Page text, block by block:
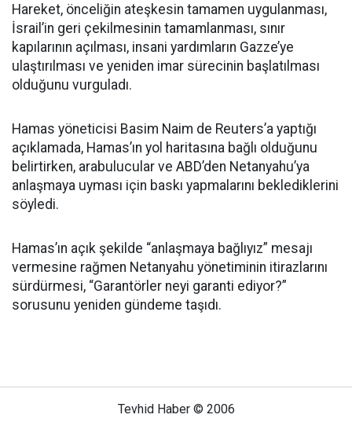
Hareket, önceliğin ateşkesin tamamen uygulanması,
İsrail’in geri çekilmesinin tamamlanması, sınır
kapılarının açılması, insani yardımların Gazze’ye
ulaştırılması ve yeniden imar sürecinin başlatılması
olduğunu vurguladı.
Hamas yöneticisi Basim Naim de Reuters’a yaptığı
açıklamada, Hamas’ın yol haritasına bağlı olduğunu
belirtirken, arabulucular ve ABD’den Netanyahu’ya
anlaşmaya uyması için baskı yapmalarını beklediklerini
söyledi.
Hamas’ın açık şekilde “anlaşmaya bağlıyız” mesajı
vermesine rağmen Netanyahu yönetiminin itirazlarını
sürdürmesi, “Garantörler neyi garanti ediyor?”
sorusunu yeniden gündeme taşıdı.
Tevhid Haber © 2006